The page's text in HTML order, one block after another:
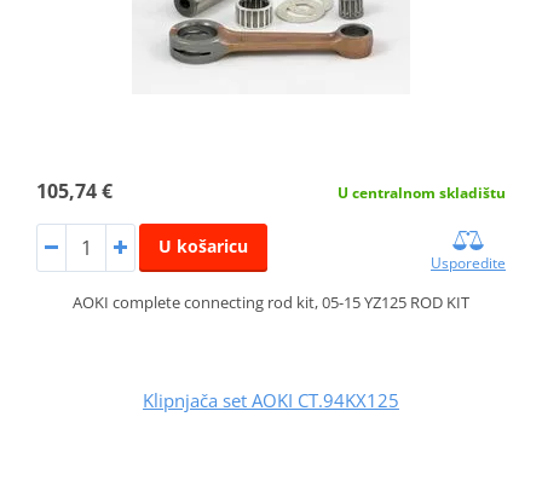
105,74 € U centralnom skladištu
U košaricu
Usporedite
AOKI complete connecting rod kit, 05-15 YZ125 ROD KIT
Klipnjača set AOKI CT.94KX125